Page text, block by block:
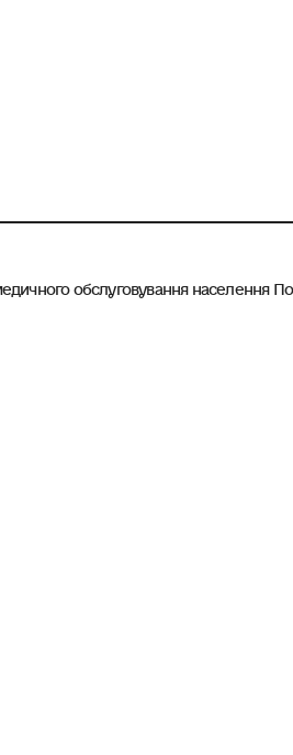
обслуговування населення